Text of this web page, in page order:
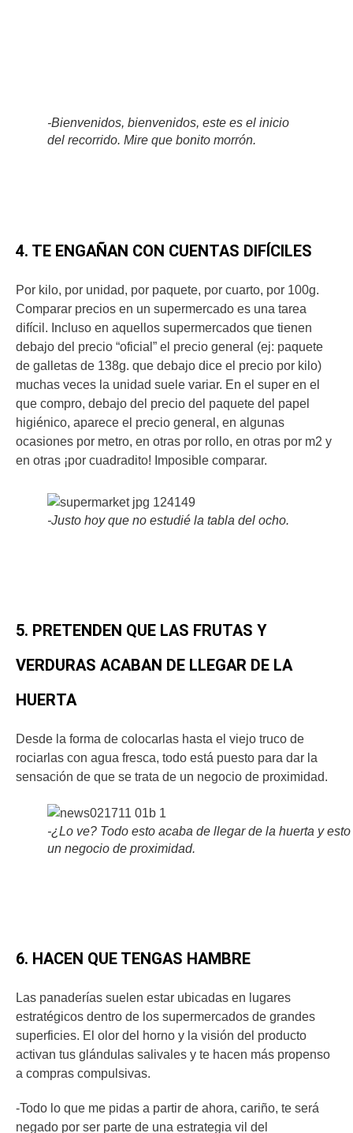
-Bienvenidos, bienvenidos, este es el inicio
del recorrido. Mire que bonito morrón.
4. TE ENGAÑAN CON CUENTAS DIFÍCILES
Por kilo, por unidad, por paquete, por cuarto, por 100g.
Comparar precios en un supermercado es una tarea
difícil. Incluso en aquellos supermercados que tienen
debajo del precio “oficial” el precio general (ej: paquete
de galletas de 138g. que debajo dice el precio por kilo)
muchas veces la unidad suele variar. En el super en el
que compro, debajo del precio del paquete del papel
higiénico, aparece el precio general, en algunas
ocasiones por metro, en otras por rollo, en otras por m2 y
en otras ¡por cuadradito! Imposible comparar.
-Justo hoy que no estudié la tabla del ocho.
5. PRETENDEN QUE LAS FRUTAS Y
VERDURAS ACABAN DE LLEGAR DE LA
HUERTA
Desde la forma de colocarlas hasta el viejo truco de
rociarlas con agua fresca, todo está puesto para dar la
sensación de que se trata de un negocio de proximidad.
-¿Lo ve? Todo esto acaba de llegar de la huerta y esto
un negocio de proximidad.
6. HACEN QUE TENGAS HAMBRE
Las panaderías suelen estar ubicadas en lugares
estratégicos dentro de los supermercados de grandes
superficies. El olor del horno y la visión del producto
activan tus glándulas salivales y te hacen más propenso
a compras compulsivas.
-Todo lo que me pidas a partir de ahora, cariño, te será
negado por ser parte de una estrategia vil del